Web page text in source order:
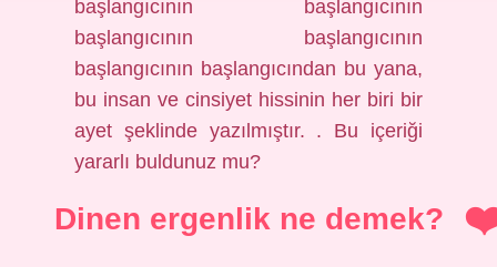
başlangıcının başlangıcının
başlangıcının başlangıcının
başlangıcının başlangıcından bu yana,
bu insan ve cinsiyet hissinin her biri bir
ayet şeklinde yazılmıştır. . Bu içeriği
yararlı buldunuz mu?
Dinen ergenlik ne demek?